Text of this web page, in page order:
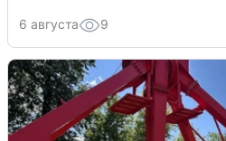
6 августа 9